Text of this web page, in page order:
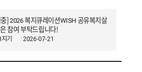
] 2026 복지큐레이션WISH 공유복지살
참여 부탁드립니다!
기 2026-07-21